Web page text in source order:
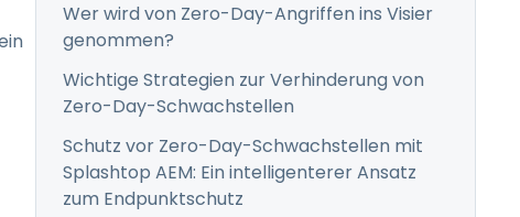
Wer wird von Zero-Day-Angriffen ins Visier
genommen?
Wichtige Strategien zur Verhinderung von
Zero-Day-Schwachstellen
Schutz vor Zero-Day-Schwachstellen mit
Splashtop AEM: Ein intelligenterer Ansatz
zum Endpunktschutz